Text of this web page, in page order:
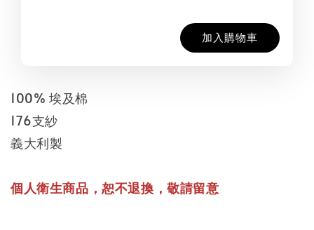
加入購物車
100% 埃及棉
176支紗
義大利製
個人衛生商品，恕不退換，敬請留意